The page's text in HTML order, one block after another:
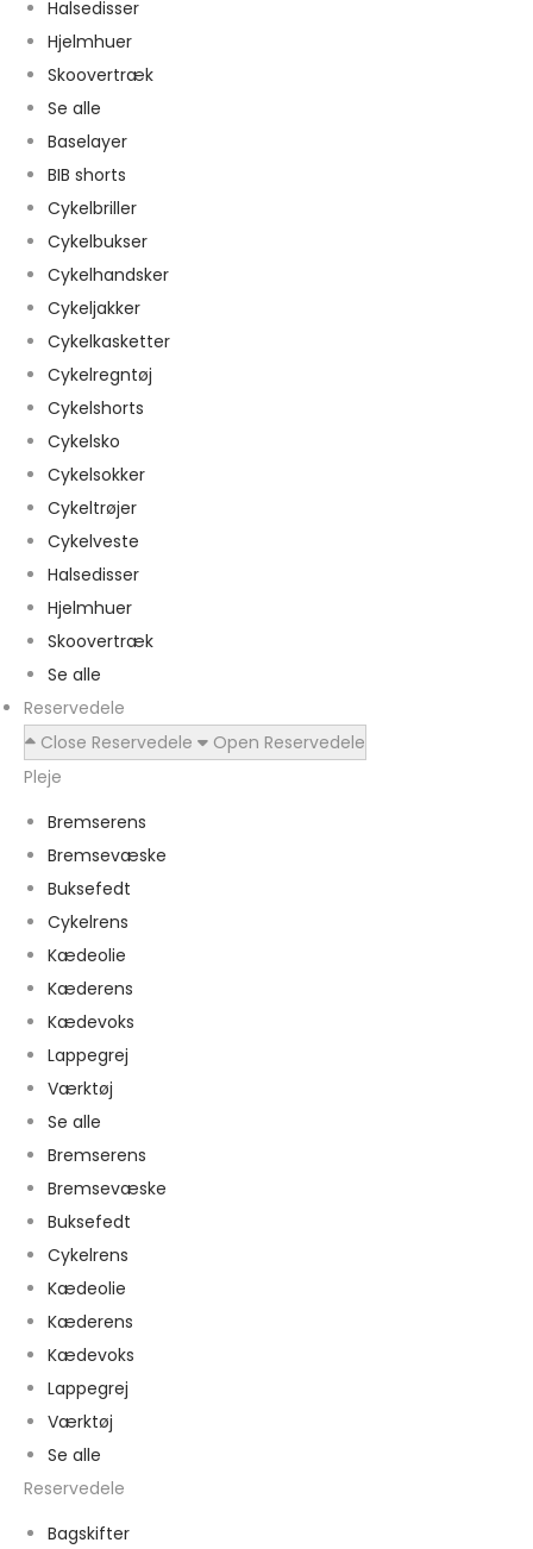
Halsedisser
Hjelmhuer
Skoovertræk
Se alle
Baselayer
BIB shorts
Cykelbriller
Cykelbukser
Cykelhandsker
Cykeljakker
Cykelkasketter
Cykelregntøj
Cykelshorts
Cykelsko
Cykelsokker
Cykeltrøjer
Cykelveste
Halsedisser
Hjelmhuer
Skoovertræk
Se alle
Reservedele
Close Reservedele
Open Reservedele
Pleje
Bremserens
Bremsevæske
Buksefedt
Cykelrens
Kædeolie
Kæderens
Kædevoks
Lappegrej
Værktøj
Se alle
Bremserens
Bremsevæske
Buksefedt
Cykelrens
Kædeolie
Kæderens
Kædevoks
Lappegrej
Værktøj
Se alle
Reservedele
Bagskifter